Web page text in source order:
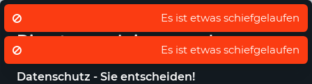
Wir nutzen Cookies um unsere
Dienste zu erbringen und zu
verbessern.
Datenschutz - Sie entscheiden!
Es ist etwas schiefgelaufen
Es ist etwas schiefgelaufen